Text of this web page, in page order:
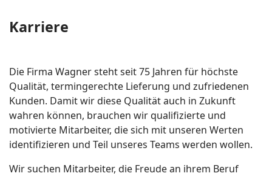
Karriere
Die Firma Wagner steht seit 75 Jahren für höchste
Qualität, termingerechte Lieferung und zufriedenen
Kunden. Damit wir diese Qualität auch in Zukunft
wahren können, brauchen wir qualifizierte und
motivierte Mitarbeiter, die sich mit unseren Werten
identifizieren und Teil unseres Teams werden wollen.
Wir suchen Mitarbeiter, die Freude an ihrem Beruf